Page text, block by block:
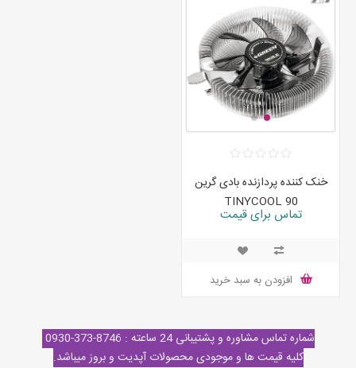
خنک کننده پردازنده بادی گرین
TINYCOOL 90
تماس برای قیمت
افزودن به سبد خرید
شماره تماس مشاوره و پشتیبانی 24 ساعته : 8746-373-0930
کلیه قیمت ها و موجودی محصولات آپدیت و بروز میباشد.